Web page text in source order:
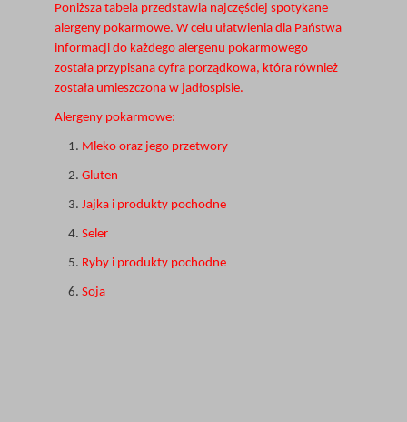
Poniższa tabela przedstawia najczęściej spotykane
alergeny pokarmowe. W celu ułatwienia dla Państwa
informacji do każdego alergenu pokarmowego
została przypisana cyfra porządkowa, która również
została umieszczona w jadłospisie.
Alergeny pokarmowe:
Mleko oraz jego przetwory
Gluten
Jajka i produkty pochodne
Seler
Ryby i produkty pochodne
Soja